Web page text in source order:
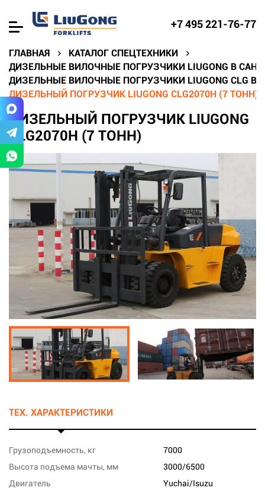
+7 495 221-76-77
ГЛАВНАЯ
КАТАЛОГ СПЕЦТЕХНИКИ
ДИЗЕЛЬНЫЕ ВИЛОЧНЫЕ ПОГРУЗЧИКИ LIUGONG В
ДИЗЕЛЬНЫЕ ВИЛОЧНЫЕ ПОГРУЗЧИКИ LIUGONG CLG В
ДИЗЕЛЬНЫЙ ПОГРУЗЧИК LIUGONG CLG2070H (7 ТОНН)
ДИЗЕЛЬНЫЙ ПОГРУЗЧИК LIUGONG
CLG2070H (7 ТОНН)
ТЕХ. ХАРАКТЕРИСТИКИ
Грузоподъемность, кг
7000
Высота подъема мачты, мм
3000/6500
Двигатель
Yuchai/Isuzu